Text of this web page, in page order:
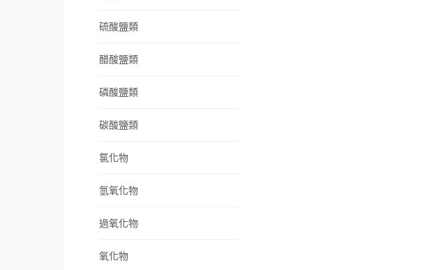
硫酸鹽類
醋酸鹽類
磷酸鹽類
碳酸鹽類
氯化物
氫氧化物
過氧化物
氧化物